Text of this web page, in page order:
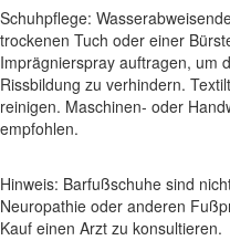
Schuhpflege:
trockenen Tuch oder einer
Imprägnierspray auftragen, um
Rissbildung zu verhindern.
reinigen. Maschinen- oder
empfohlen.
Hinweis: Barfußschuhe sind
Neuropathie oder anderen
Kauf einen Arzt zu konsultieren.